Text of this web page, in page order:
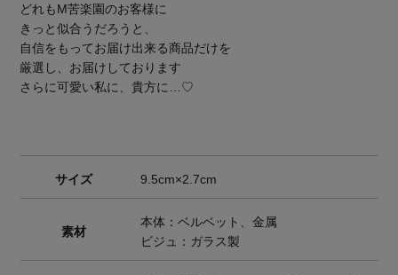
どれもM苦楽園のお客様に
きっと似合うだろうと、
自信をもってお届け出来る商品だけを
厳選し、お届けしております
さらに可愛い私に、貴方に…♡
サイズ 9.5cm×2.7cm
素材
本体：ベルベット、金属
ビジュ：ガラス製